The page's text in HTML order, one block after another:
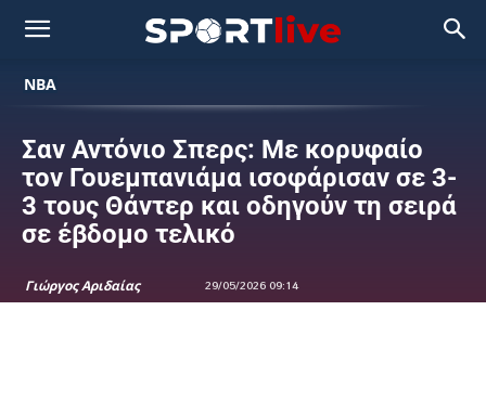
NBA
Σαν Αντόνιο Σπερς: Με κορυφαίο
τον Γουεμπανιάμα ισοφάρισαν σε 3-
3 τους Θάντερ και οδηγούν τη σειρά
σε έβδομο τελικό
Γιώργος Αριδαίας 29/05/2026 09:14